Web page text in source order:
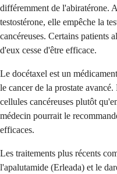
différemment de l'abiratérone.
testostérone, elle empêche la
cancéreuses. Certains patients
d'eux cesse d'être efficace.
Le docétaxel est un
le cancer de la prostate
cellules cancéreuses plutôt
médecin pourrait le
efficaces.
Les traitements plus récents
l'apalutamide (Erleada) et le